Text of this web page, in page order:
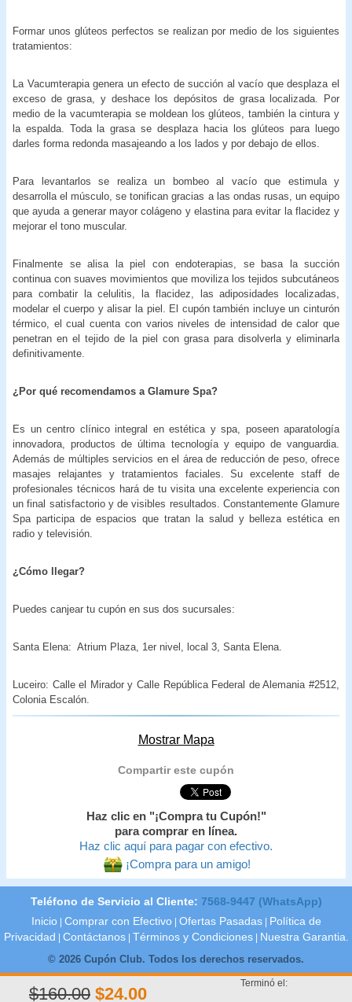
Formar unos glúteos perfectos se realizan por medio de los siguientes
tratamientos:
La Vacumterapia genera un efecto de succión al vacío que desplaza el
exceso de grasa, y deshace los depósitos de grasa localizada. Por
medio de la vacumterapia se moldean los glúteos, también la cintura y
la espalda. Toda la grasa se desplaza hacia los glúteos para luego
darles forma redonda masajeando a los lados y por debajo de ellos.
Para levantarlos se realiza un bombeo al vacío que estimula y
desarrolla el músculo, se tonifican gracias a las ondas rusas, un equipo
que ayuda a generar mayor colágeno y elastina para evitar la flacidez y
mejorar el tono muscular.
Finalmente se alisa la piel con endoterapias, se basa la succión
continua con suaves movimientos que moviliza los tejidos subcutáneos
para combatir la celulitis, la flacidez, las adiposidades localizadas,
modelar el cuerpo y alisar la piel. El cupón también incluye un cinturón
térmico, el cual cuenta con varios niveles de intensidad de calor que
penetran en el tejido de la piel con grasa para disolverla y eliminarla
definitivamente.
¿Por qué recomendamos a Glamure Spa?
Es un centro clínico integral en estética y spa, poseen aparatología
innovadora, productos de última tecnología y equipo de vanguardia.
Además de múltiples servicios en el área de reducción de peso, ofrece
masajes relajantes y tratamientos faciales. Su excelente staff de
profesionales técnicos hará de tu visita una excelente experiencia con
un final satisfactorio y de visibles resultados. Constantemente Glamure
Spa participa de espacios que tratan la salud y belleza estética en
radio y televisión.
¿Cómo llegar?
Puedes canjear tu cupón en sus dos sucursales:
Santa Elena: Atrium Plaza, 1er nivel, local 3, Santa Elena.
Luceiro: Calle el Mirador y Calle República Federal de Alemania #2512,
Colonia Escalón.
Mostrar Mapa
Compartir este cupón
Haz clic en "¡Compra tu Cupón!"
para comprar en línea.
Haz clic aquí para pagar con efectivo.
¡Compra para un amigo!
$160.00 $24.00
Terminó el:
Teléfono de Servicio al Cliente: 7568-9447 (WhatsApp)
Inicio Comprar con Efectivo Ofertas Pasadas
Política de
Privacidad
Contáctanos Términos y Condiciones
Nuestra Garantia.
© 2026 Cupón Club. Todos los derechos reservados.